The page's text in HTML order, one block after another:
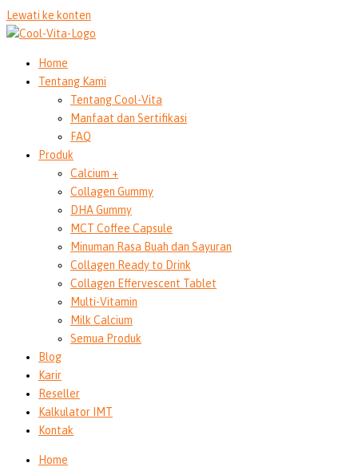
Lewati ke konten
Home
Tentang Kami
Tentang Cool-Vita
Manfaat dan Sertifikasi
FAQ
Produk
Calcium +
Collagen Gummy
DHA Gummy
MCT Coffee Capsule
Minuman Rasa Buah dan Sayuran
Collagen Ready to Drink
Collagen Effervescent Tablet
Multi-Vitamin
Milk Calcium
Semua Produk
Blog
Karir
Reseller
Kalkulator IMT
Kontak
Home